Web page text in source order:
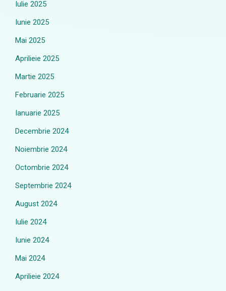
Iulie 2025
Iunie 2025
Mai 2025
Aprilieie 2025
Martie 2025
Februarie 2025
Ianuarie 2025
Decembrie 2024
Noiembrie 2024
Octombrie 2024
Septembrie 2024
August 2024
Iulie 2024
Iunie 2024
Mai 2024
Aprilieie 2024